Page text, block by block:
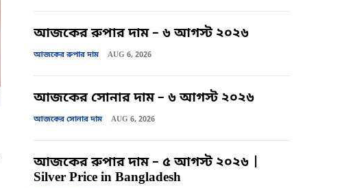
আজকের রুপার দাম – ৬ আগস্ট ২০২৬
আজকের রুপার দাম AUG 6, 2026
আজকের সোনার দাম – ৬ আগস্ট ২০২৬
আজকের সোনার দাম AUG 6, 2026
আজকের রুপার দাম – ৫ আগস্ট ২০২৬ |
Silver Price in Bangladesh